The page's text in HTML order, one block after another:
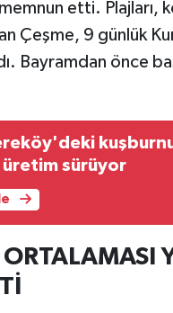
etti. Plajları,
Çeşme, 9 günlük
Bayramdan önce
sürüyor